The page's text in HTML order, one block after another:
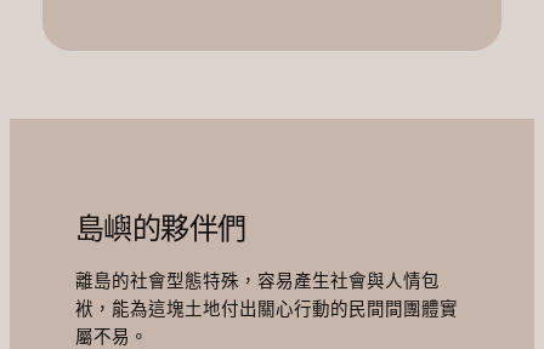
島嶼的夥伴們
離島的社會型態特殊，容易產生社會與人情包
袱，能為這塊土地付出關心行動的民間間團體實
屬不易。